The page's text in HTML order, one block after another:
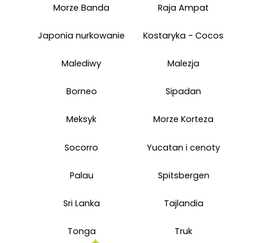
Morze Banda Raja Ampat
Japonia nurkowanie Kostaryka - Cocos
Malediwy Malezja
Borneo Sipadan
Meksyk Morze Korteza
Socorro Yucatan i cenoty
Palau Spitsbergen
Sri Lanka Tajlandia
Tonga Truk